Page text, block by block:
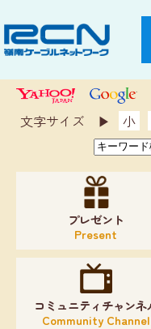
文字サイズ ▶︎ 小
プレゼント
Present
コミュニティチャンネ
Community Channel